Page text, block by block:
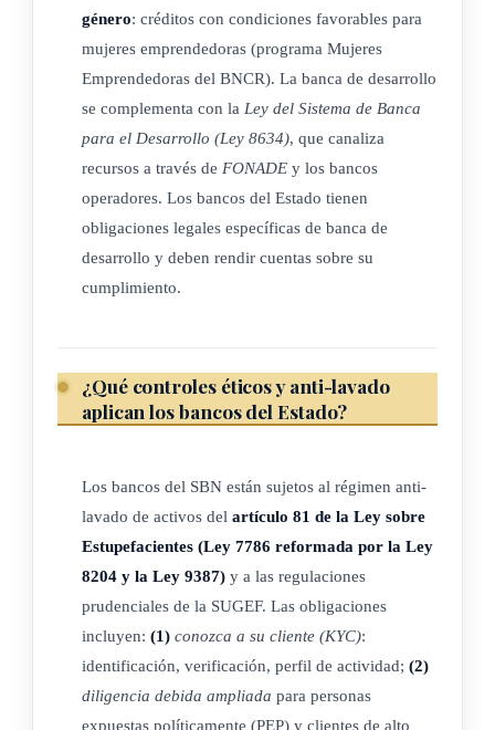
Las utilidades netas de los bancos comerciales del Estado,
determinadas conforme con esta ley, se distribuirán de la
siguiente manera:
1) La suma necesaria para pagar el impuesto sobre la renta
que les corresponda, la que se estimará sobre las
utilidades netas de cada banco, determinadas conforme lo
indica el artículo 10 de la presente ley.
2) Del remanente se destinará:
a) El cincuenta por ciento (50%) para incrementar la reserva
Instituto Nacional de Fomento Cooperativo.
del Sistema Financiero de la República, N° 7107 del 4 de
noviembre de 1988)
(Nota de Sinalevi: Mediante el artículo 5° de la Ley de
Modernización del Sistema Financiero de la República, N°
7107 del 4 de noviembre de 1988, se indicó derogar el inciso
2) del presente artículo. No obstante, por medio del artículo
4 de la norma antes referida lo reformó íntegramente.)
género: créditos con condiciones favorables para
mujeres emprendedoras (programa Mujeres
Emprendedoras del BNCR). La banca de desarrollo
se complementa con la Ley del Sistema de Banca
para el Desarrollo (Ley 8634), que canaliza
recursos a través de FONADE y los bancos
operadores. Los bancos del Estado tienen
obligaciones legales específicas de banca de
desarrollo y deben rendir cuentas sobre su
cumplimiento.
¿Qué controles éticos y anti-lavado
aplican los bancos del Estado?
Los bancos del SBN están sujetos al régimen anti-
lavado de activos del artículo 81 de la Ley sobre
Estupefacientes (Ley 7786 reformada por la Ley
8204 y la Ley 9387) y a las regulaciones
prudenciales de la SUGEF. Las obligaciones
incluyen: (1) conozca a su cliente (KYC):
identificación, verificación, perfil de actividad; (2)
diligencia debida ampliada para personas
expuestas políticamente (PEP) y clientes de alto